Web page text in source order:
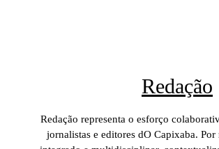
Redação
Redação representa o esforço
jornalistas e editores dO Capixaba.